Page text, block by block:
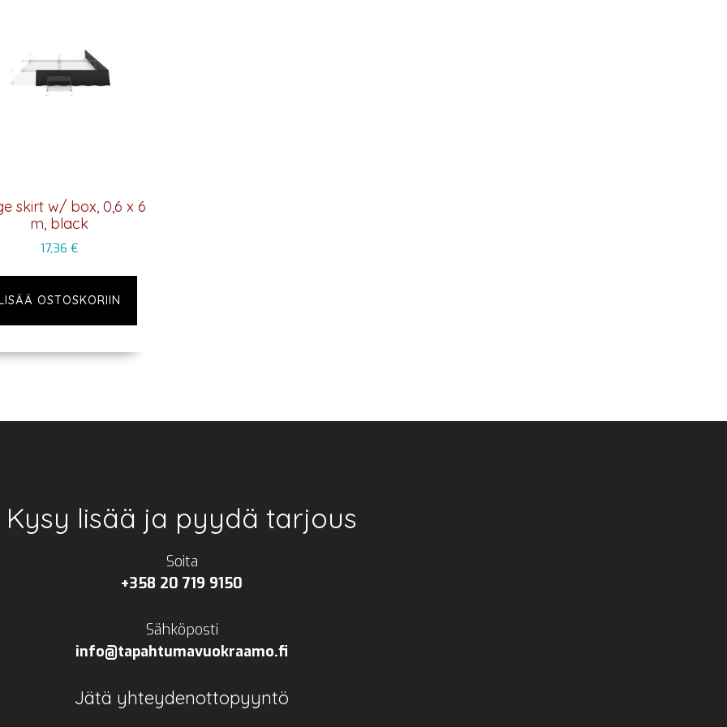
skirt w/ box, 0,6 x 6
m, black
17,36 €
OSTOSKORIIN
Kysy lisää ja pyydä tarjous
Soita
+358 20 719 9150
Sähköposti
info@tapahtumavuokraamo.fi
Jätä yhteydenottopyyntö